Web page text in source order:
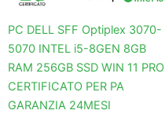
PC DELL SFF Optiplex 3070-
5070 INTEL i5-8GEN 8GB
RAM 256GB SSD WIN 11 PRO
CERTIFICATO PER PA
GARANZIA 24MESI